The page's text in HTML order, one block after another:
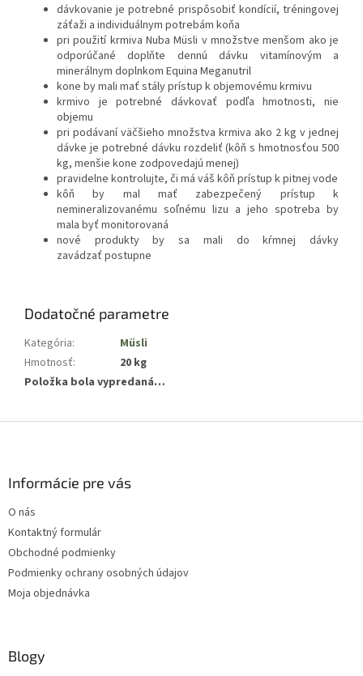
dávkovanie je potrebné prispôsobiť kondícií, tréningovej
záťaži a individuálnym potrebám koňa
pri použití krmiva Nuba Müsli v množstve menšom ako je
odporúčané doplňte dennú dávku vitamínovým a
minerálnym doplnkom Equina Meganutril
kone by mali mať stály prístup k objemovému krmivu
krmivo je potrebné dávkovať podľa hmotnosti, nie
objemu
pri podávaní väčšieho množstva krmiva ako 2 kg v jednej
dávke je potrebné dávku rozdeliť (kôň s hmotnosťou 500
kg, menšie kone zodpovedajú menej)
pravidelne kontrolujte, či má váš kôň prístup k pitnej vode
kôň by mal mať zabezpečený prístup k
nemineralizovanému soľnému lizu a jeho spotreba by
mala byť monitorovaná
nové produkty by sa mali do kŕmnej dávky
zavádzať postupne
Dodatočné parametre
Kategória:
Müsli
Hmotnosť:
20 kg
Položka bola vypredaná…
Informácie pre vás
O nás
Kontaktný formulár
Obchodné podmienky
Podmienky ochrany osobných údajov
Moja objednávka
Blogy